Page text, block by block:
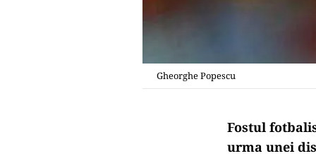
Gheorghe Popescu
Fostul
urma unei